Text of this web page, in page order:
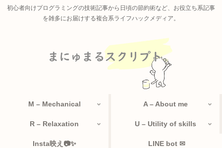
初心者向けプログラミングの技術記事から日頃の節約術など、お役立ち系記事
を雑多にお届けする複合系ライフハックメディア。
M – Mechanical A – About me
R – Relaxation U – Utility of skills
Insta映え📷✨ LINE bot ✉